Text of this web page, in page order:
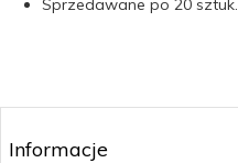
Sprzedawane po 20 sztuk.
Informacje